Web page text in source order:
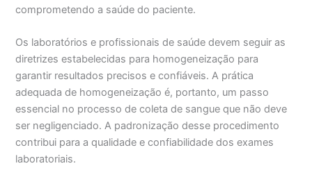
comprometendo a saúde do paciente.
Os laboratórios e profissionais de saúde devem seguir as
diretrizes estabelecidas para homogeneização para
garantir resultados precisos e confiáveis. A prática
adequada de homogeneização é, portanto, um passo
essencial no processo de coleta de sangue que não deve
ser negligenciado. A padronização desse procedimento
contribui para a qualidade e confiabilidade dos exames
laboratoriais.